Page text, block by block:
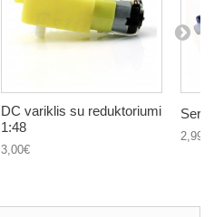
DC variklis su reduktoriumi
1:48
3,00€
2,99€